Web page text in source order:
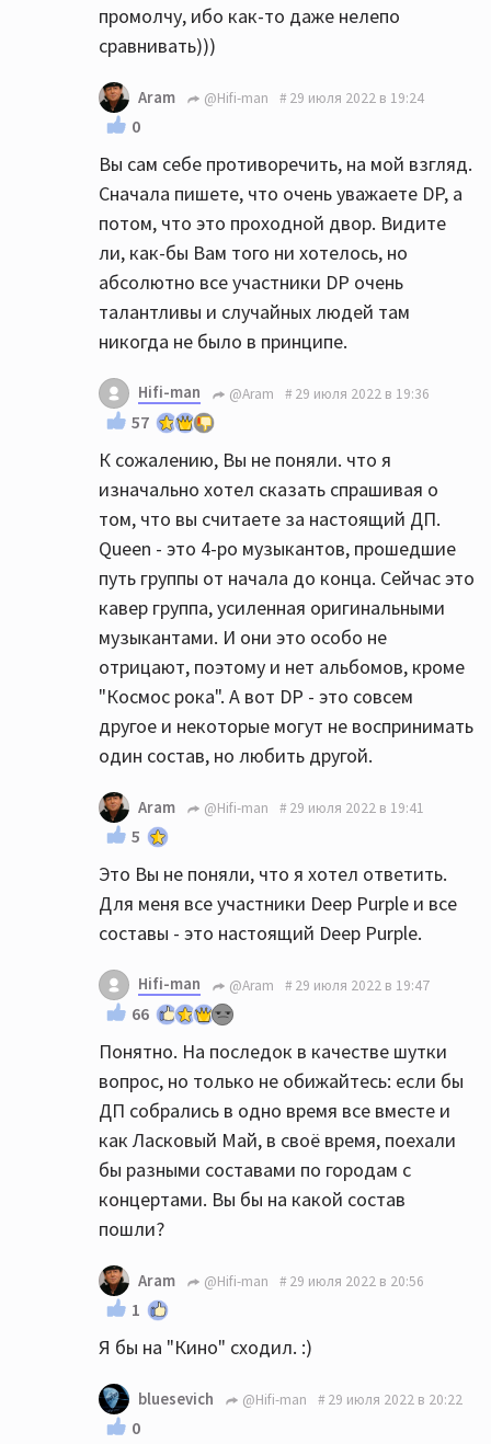
промолчу, ибо как-то даже нелепо
сравнивать)))
Aram @Hifi-man 29 июля 2022 в 19:24
0
Вы сам себе противоречить, на мой взгляд.
Сначала пишете, что очень уважаете DP, а
потом, что это проходной двор. Видите
ли, как-бы Вам того ни хотелось, но
абсолютно все участники DP очень
талантливы и случайных людей там
никогда не было в принципе.
Hifi-man @Aram 29 июля 2022 в 19:36
57
К сожалению, Вы не поняли. что я
изначально хотел сказать спрашивая о
том, что вы считаете за настоящий ДП.
Queen - это 4-ро музыкантов, прошедшие
путь группы от начала до конца. Сейчас это
кавер группа, усиленная оригинальными
музыкантами. И они это особо не
отрицают, поэтому и нет альбомов, кроме
"Космос рока". А вот DP - это совсем
другое и некоторые могут не воспринимать
один состав, но любить другой.
Aram @Hifi-man 29 июля 2022 в 19:41
5
Это Вы не поняли, что я хотел ответить.
Для меня все участники Deep Purple и все
составы - это настоящий Deep Purple.
Hifi-man @Aram 29 июля 2022 в 19:47
66
Понятно. На последок в качестве шутки
вопрос, но только не обижайтесь: если бы
ДП собрались в одно время все вместе и
как Ласковый Май, в своё время, поехали
бы разными составами по городам с
концертами. Вы бы на какой состав
пошли?
Aram @Hifi-man 29 июля 2022 в 20:56
1
Я бы на "Кино" сходил. :)
bluesevich @Hifi-man 29 июля 2022 в 20:22
0